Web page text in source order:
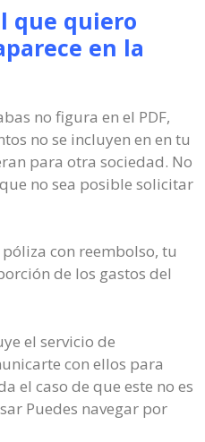
que quiero
en la
no figura en el PDF,
no se incluyen en en tu
para otra sociedad. No
no sea posible solicitar
con reembolso, tu
de los gastos del
el servicio de
con ellos para
el caso de que este no es
Puedes navegar por